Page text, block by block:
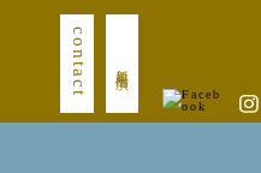
contact